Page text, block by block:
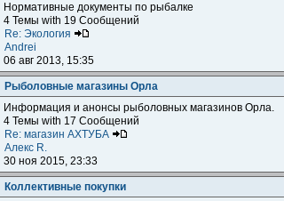
Нормативные документы по рыбалке
4 Темы with 19 Сообщений
Re: Экология
Andrei
06 авг 2013, 15:35
Рыболовные магазины Орла
Информация и анонсы рыболовных магазинов Орла.
4 Темы with 17 Сообщений
Re: магазин АХТУБА
Алекс R.
30 ноя 2015, 23:33
Коллективные покупки